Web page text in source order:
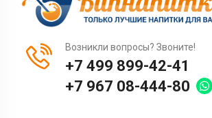
Возникли вопросы? Звоните!
+7 499 899-42-41
+7 967 08-444-80